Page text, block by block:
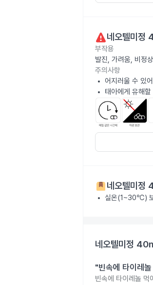
네오텔미정
부작용
발진, 가려움, 비정
주의사항
어지러울 수 있
태아에게 유해
네오텔미정
실온(1~30℃)
네오텔미정
"빈속에 타이레
빈속에 타이레놀 먹